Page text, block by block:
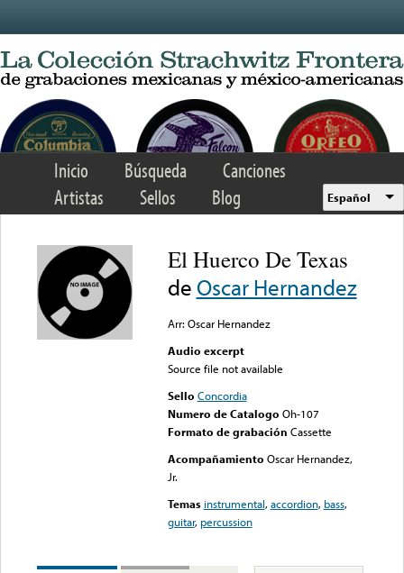
Inicio Búsqueda
Canciones
Artistas
Sellos Blog Español
El Huerco De Texas
de Oscar Hernandez
Arr: Oscar Hernandez
Audio excerpt
Source file not available
Sello Concordia
Numero de Catalogo Oh-107
Formato de grabación Cassette
Acompañamiento Oscar Hernandez,
Jr.
Temas instrumental,accordion, bass,
guitar, percussion